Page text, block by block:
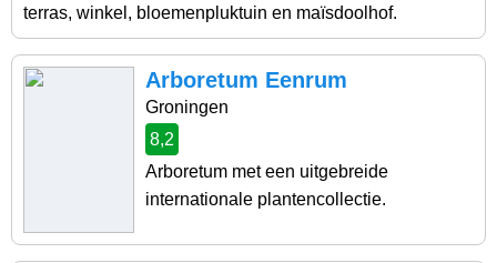
terras, winkel, bloemenpluktuin en maïsdoolhof.
Arboretum Eenrum
Groningen
8,2
Arboretum met een uitgebreide
internationale plantencollectie.